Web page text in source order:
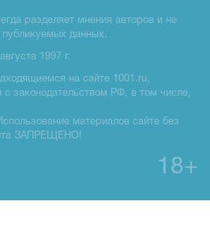
разделяет мнения авторов и не
публикуемых данных.
1997 г.
на сайте 1001.ru,
с законодательством РФ, в том числе,
материалов сайте без
ЗАПРЕЩЕНО!
18+